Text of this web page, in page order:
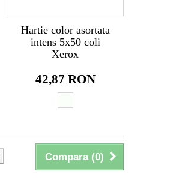
Hartie color asortata
intens 5x50 coli
Xerox
42,87 RON
Compara (0)